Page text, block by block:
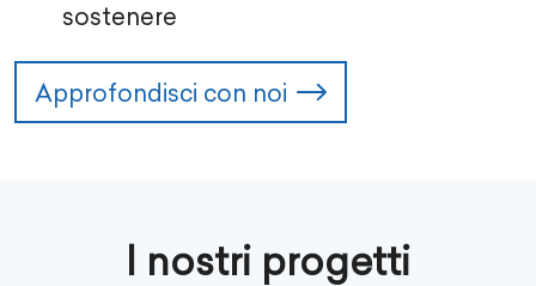
sostenere
Approfondisci con noi
I nostri progetti